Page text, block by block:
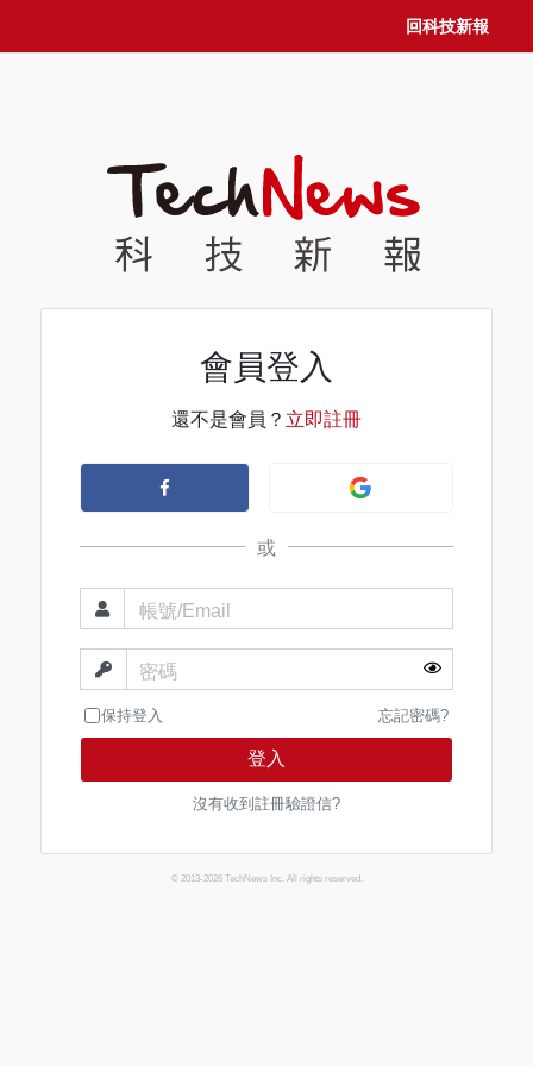
回科技新報
會員登入
還不是會員？ 立即註冊
或
帳號/Email
密碼
保持登入 忘記密碼?
登入
沒有收到註冊驗證信?
© 2013-2026 TechNews Inc. All rights reserved.